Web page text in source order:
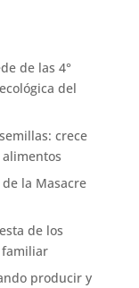
de las 4°
del
crece
la Masacre
de los
producir y